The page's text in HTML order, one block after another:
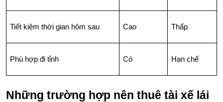
Tiết kiệm thời gian hôm sau Cao Thấp
Phù hợp đi tỉnh Có Hạn chế
Những trường hợp nên thuê tài xế lái